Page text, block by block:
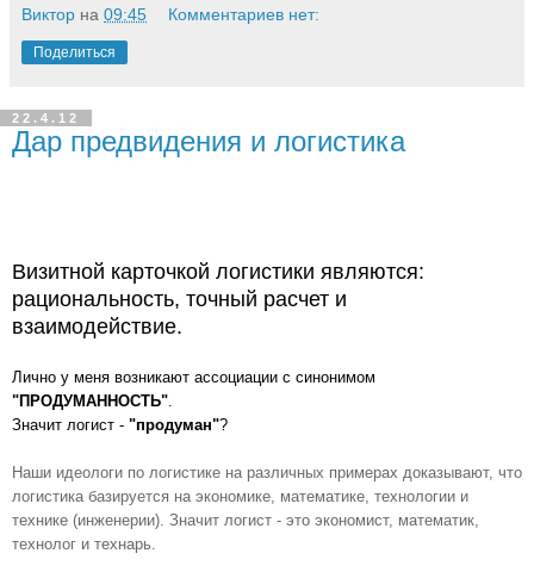
Виктор на 09:45 Комментариев нет:
Поделиться
22.4.12
Дар предвидения и логистика
Визитной карточкой логистики являются:
рациональность, точный расчет и
взаимодействие.
Лично у меня возникают ассоциации с синонимом
"ПРОДУМАННОСТЬ"
Значит логист - "продуман"?
Наши идеологи по логистике на различных примерах доказывают, что
логистика базируется на экономике, математике, технологии и
технике (инженерии). Значит логист - это экономист, математик,
технолог и технарь.